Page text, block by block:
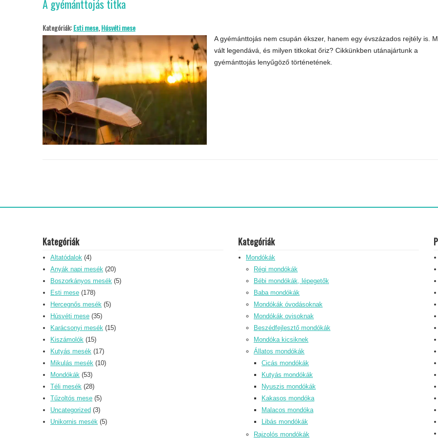
A gyémánttojás titka
Kategóriák:Esti mese,Húsvéti mese
A gyémánttojás nem csupán ékszer, hanem egy évszázados rejtély is.
vált legendává, és milyen titkokat őriz? Cikkünkben utánajártunk a
gyémánttojás lenyűgöző történetének.
Kategóriák
Altatódalok (4)
Anyák napi mesék (20)
Boszorkányos mesék (5)
Esti mese (178)
Hercegnős mesék (5)
Húsvéti mese (35)
Karácsonyi mesék (15)
Kiszámolók (15)
Kutyás mesék (17)
Mikulás mesék (10)
Mondókák (53)
Téli mesék (28)
Tűzoltós mese (5)
Uncategorized (3)
Unikornis mesék (5)
Kategóriák
Mondókák
Régi mondókák
Bébi mondókák, lépegetők
Baba mondókák
Mondókák óvodásoknak
Mondókák ovisoknak
Beszédfejlesztő mondókák
Mondóka kicsiknek
Állatos mondókák
Cicás mondókák
Kutyás mondókák
Nyuszis mondókák
Kakasos mondóka
Malacos mondóka
Libás mondókák
Rajzolós mondókák